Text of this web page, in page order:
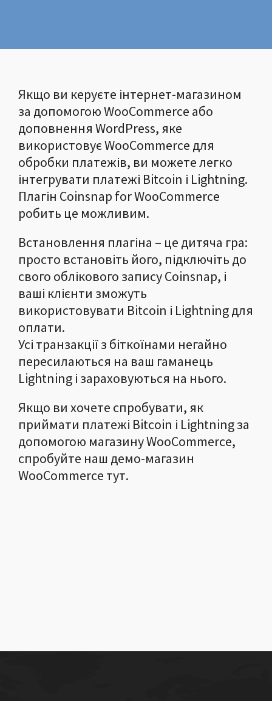
Якщо ви керуєте інтернет-магазином
за допомогою WooCommerce або
доповнення WordPress, яке
використовує WooCommerce для
обробки платежів, ви можете легко
інтегрувати платежі Bitcoin і Lightning.
Плагін Coinsnap for WooCommerce
робить це можливим.
Встановлення плагіна – це дитяча гра:
просто встановіть його, підключіть до
свого облікового запису Coinsnap, і
ваші клієнти зможуть
використовувати Bitcoin і Lightning для
оплати.
Усі транзакції з біткоїнами негайно
пересилаються на ваш гаманець
Lightning і зараховуються на нього.
Якщо ви хочете спробувати, як
приймати платежі Bitcoin і Lightning за
допомогою магазину WooCommerce,
спробуйте наш демо-магазин
WooCommerce тут.